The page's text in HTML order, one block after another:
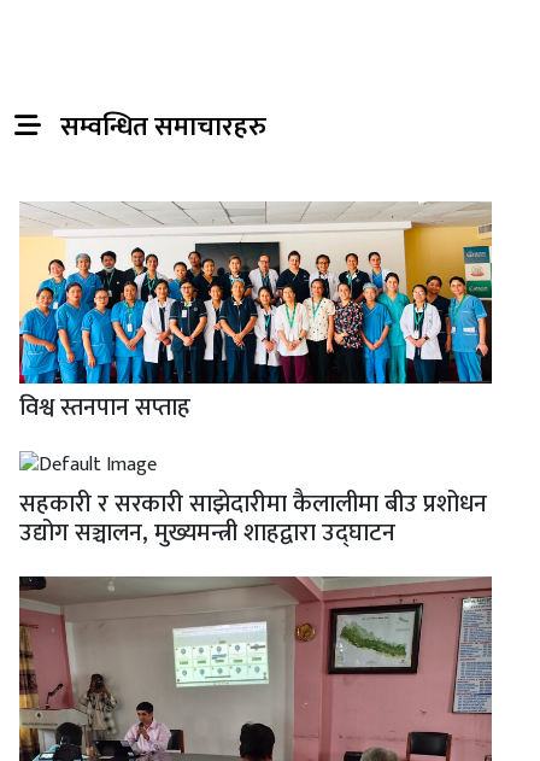
सम्वन्धित समाचारहरु
विश्व स्तनपान सप्ताह
सहकारी र सरकारी साझेदारीमा कैलालीमा बीउ प्रशोधन
उद्योग सञ्चालन, मुख्यमन्त्री शाहद्वारा उद्घाटन